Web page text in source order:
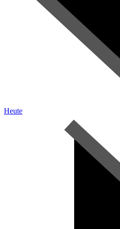
Heute